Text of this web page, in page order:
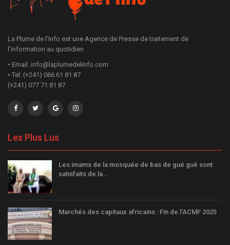
La Plume de l'Info est une Agence de Presse de traitement de
l'information au quotidien
• Email: info@laplumedelinfo.com
• Tel: (+241) 066 61 81 87
(+241) 077 71 81 87
Les Plus Lus
Les imams de la mosquée de bas de gué gué sont
satisfaits de la…
Marchés des capitaux africains : Fin de l’ACMF 2025